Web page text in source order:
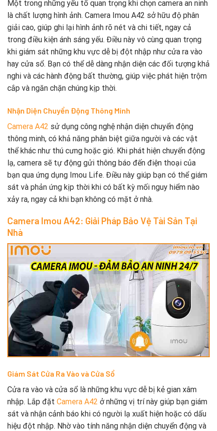
Một trong những yếu tố quan trọng khi chọn camera an ninh
là chất lượng hình ảnh. Camera Imou A42 sở hữu độ phân
giải cao, giúp ghi lại hình ảnh rõ nét và chi tiết, ngay cả
trong điều kiện ánh sáng yếu. Điều này vô cùng quan trọng
khi giám sát những khu vực dễ bị đột nhập như cửa ra vào
hay cửa sổ. Bạn có thể dễ dàng nhận diện các đối tượng khả
nghi và các hành động bất thường, giúp việc phát hiện trộm
cắp và ngăn chặn chúng kịp thời.
Nhận Diện Chuyển Động Thông Minh
Camera A42 sử dụng công nghệ nhận diện chuyển động
thông minh, có khả năng phân biệt giữa người và các vật
thể khác như thú cưng hoặc gió. Khi phát hiện chuyển động
lạ, camera sẽ tự động gửi thông báo đến điện thoại của
bạn qua ứng dụng Imou Life. Điều này giúp bạn có thể giám
sát và phản ứng kịp thời khi có bất kỳ mối nguy hiểm nào
xảy ra, ngay cả khi bạn không có mặt ở nhà.
Camera Imou A42: Giải Pháp Bảo Vệ Tài Sản Tại
Nhà
Giám Sát Cửa Ra Vào và Cửa Sổ
Cửa ra vào và cửa sổ là những khu vực dễ bị kẻ gian xâm
nhập. Lắp đặt Camera A42 ở những vị trí này giúp bạn giám
sát và nhận cảnh báo khi có người lạ xuất hiện hoặc có dấu
hiệu đột nhập. Nhờ vào tính năng nhận diện chuyển động và